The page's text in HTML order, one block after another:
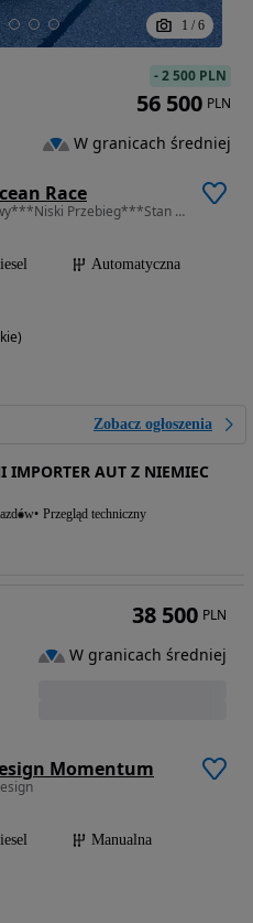
1 / 6
Race
1969 cm3 • 181 KM • Bezwypadkowy***Niski Przebieg***Stan Idealny***Olecko
Automatyczna
Zobacz ogłoszenia
IMPORTER AUT Z NIEMIEC
Przegląd techniczny
-2 500 PLN
56 500 PLN
W granicach średniej
Momentum
Manualna
38 500 PLN
W granicach średniej